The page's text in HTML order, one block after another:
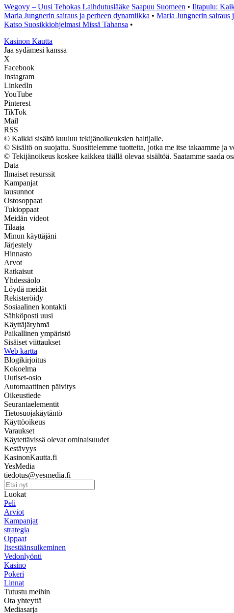
Wegovy – Uusi Tehokas Laihdutuslääke Saapuu Suomeen • Iltapulu:
Maria Jungnerin sairaus ja perheen dynamiikka • Maria Jungnerin sairaus
Katso Suosikkiohjelmasi Missä Tahansa •
Kasinon Kautta
Jaa sydämesi kanssa
X
Facebook
Instagram
LinkedIn
YouTube
Pinterest
TikTok
Mail
RSS
© Kaikki sisältö kuuluu tekijänoikeuksien haltijalle.
© Sisältö on suojattu. Suosittelemme tuotteita, jotka me itse takaamme ja
© Tekijänoikeus koskee kaikkea täällä olevaa sisältöä. Saatamme saada
Data
Ilmaiset resurssit
Kampanjat
lausunnot
Ostosoppaat
Tukioppaat
Meidän videot
Tilaaja
Minun käyttäjäni
Järjestely
Hinnasto
Arvot
Ratkaisut
Yhdessäolo
Löydä meidät
Rekisteröidy
Sosiaalinen kontakti
Sähköposti uusi
Käyttäjäryhmä
Paikallinen ympäristö
Sisäiset viittaukset
Web kartta
Blogikirjoitus
Kokoelma
Uutiset-osio
Automaattinen päivitys
Oikeustiede
Seurantaelementit
Tietosuojakäytäntö
Käyttöoikeus
Varaukset
Käytettävissä olevat ominaisuudet
Kestävyys
KasinonKautta.fi
YesMedia
tiedotus@yesmedia.fi
Luokat
Peli
Arviot
Kampanjat
strategia
Oppaat
Itsestäänsulkeminen
Vedonlyönti
Kasino
Pokeri
Linnat
Tutustu meihin
Ota yhteyttä
Mediasarja